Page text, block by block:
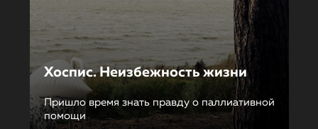
Хоспис. Неизбежность жизни
Пришло время знать правду о паллиативной
помощи